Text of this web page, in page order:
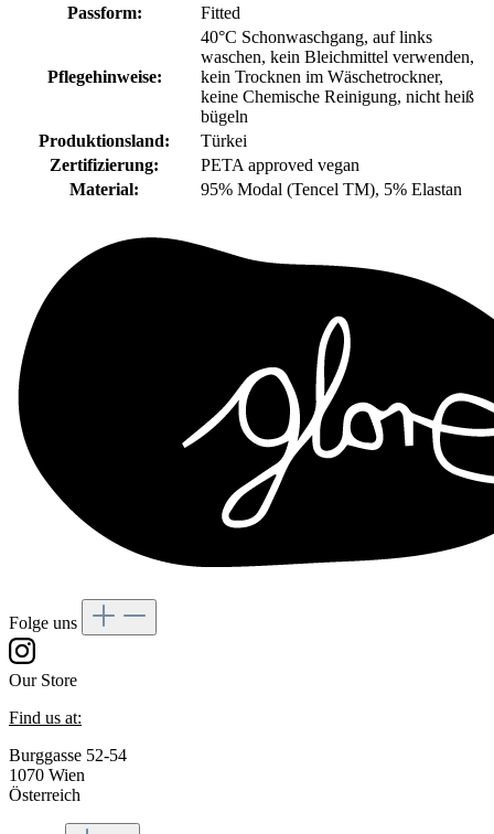
Passform:
Fitted
Pflegehinweise:
40°C Schonwaschgang, auf links
waschen, kein Bleichmittel verwenden,
kein Trocknen im Wäschetrockner,
keine Chemische Reinigung, nicht heiß
bügeln
Produktionsland:
Türkei
Zertifizierung:
PETA approved vegan
Material:
95% Modal (Tencel TM), 5% Elastan
Folge uns
Our Store
Find us at:
Burggasse 52-54
1070 Wien
Österreich